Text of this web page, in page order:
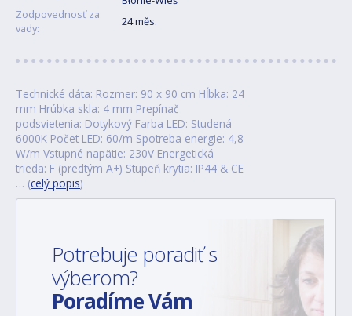
Zodpovednosť za
vady:
24 měs.
Technické dáta: Rozmer: 90 x 90 cm Hĺbka: 24
mm Hrúbka skla: 4 mm Prepínač
podsvietenia: Dotykový Farba LED: Studená -
6000K Počet LED: 60/m Spotreba energie: 4,8
W/m Vstupné napätie: 230V Energetická
trieda: F (predtým A+) Stupeň krytia: IP44 & CE
… (celý popis)
Potrebuje poradiť s
výberom?
Poradíme Vám